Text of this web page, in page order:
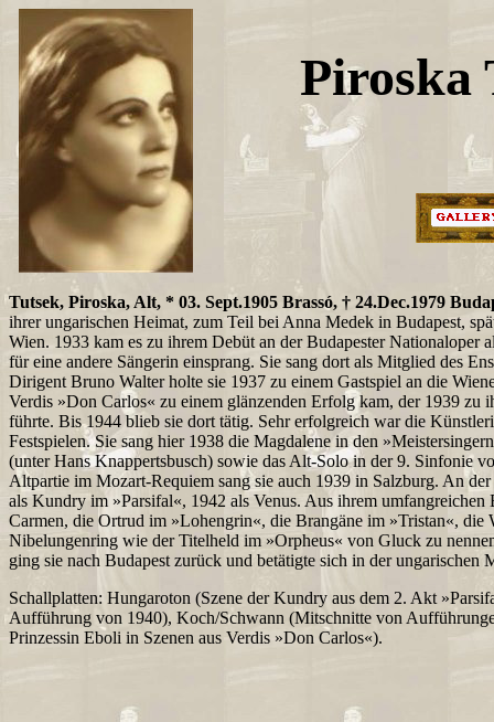
Piroska
Tutsek, Piroska, Alt, * 03. Sept.1905 Brassó, † 24.Dec.1979
ihrer ungarischen Heimat, zum Teil bei Anna Medek in Budapest,
Wien. 1933 kam es zu ihrem Debüt an der Budapester Nationaloper
für eine andere Sängerin einsprang. Sie sang dort als Mitglied des
Dirigent Bruno Walter holte sie 1937 zu einem Gastspiel an die
Verdis »Don Carlos« zu einem glänzenden Erfolg kam, der 1939 zu
führte. Bis 1944 blieb sie dort tätig. Sehr erfolgreich war die
Festspielen. Sie sang hier 1938 die Magdalene in den
(unter Hans Knappertsbusch) sowie das Alt-Solo in der 9. Sinfonie
Altpartie im Mozart-Requiem sang sie auch 1939 in Salzburg. An
als Kundry im »Parsifal«, 1942 als Venus. Aus ihrem umfangreichen
Carmen, die Ortrud im »Lohengrin«, die Brangäne im »Tristan«, die
Nibelungenring wie der Titelheld im »Orpheus« von Gluck zu
ging sie nach Budapest zurück und betätigte sich in der ungarischen
Schallplatten: Hungaroton (Szene der Kundry aus dem 2. Akt
Aufführung von 1940), Koch/Schwann (Mitschnitte von
Prinzessin Eboli in Szenen aus Verdis »Don Carlos«).